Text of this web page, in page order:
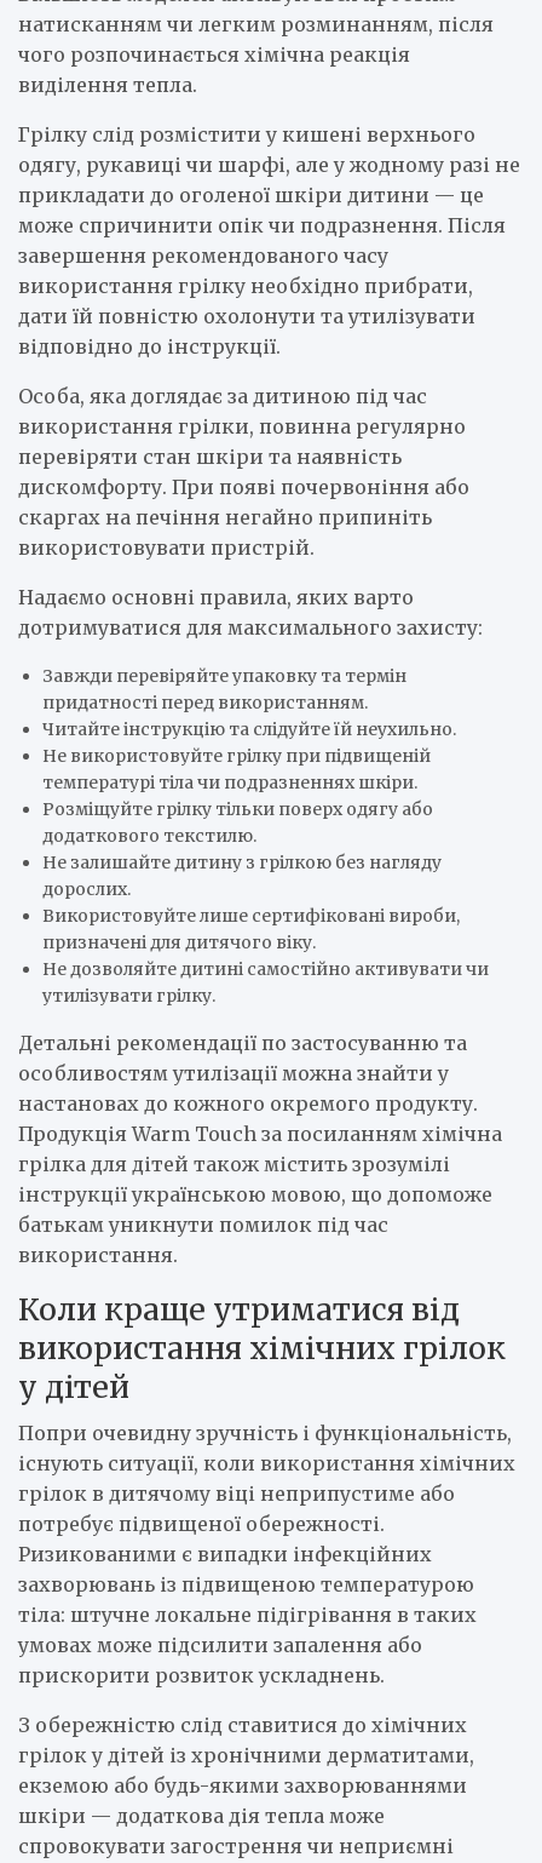
натисканням чи легким розминанням, після
чого розпочинається хімічна реакція
виділення тепла.
Грілку слід розмістити у кишені верхнього
одягу, рукавиці чи шарфі, але у жодному разі не
прикладати до оголеної шкіри дитини — це
може спричинити опік чи подразнення. Після
завершення рекомендованого часу
використання грілку необхідно прибрати,
дати їй повністю охолонути та утилізувати
відповідно до інструкції.
Особа, яка доглядає за дитиною під час
використання грілки, повинна регулярно
перевіряти стан шкіри та наявність
дискомфорту. При появі почервоніння або
скаргах на печіння негайно припиніть
використовувати пристрій.
Надаємо основні правила, яких варто
дотримуватися для максимального захисту:
Завжди перевіряйте упаковку та термін
придатності перед використанням.
Читайте інструкцію та слідуйте їй неухильно.
Не використовуйте грілку при підвищеній
температурі тіла чи подразненнях шкіри.
Розміщуйте грілку тільки поверх одягу або
додаткового текстилю.
Не залишайте дитину з грілкою без нагляду
дорослих.
Використовуйте лише сертифіковані вироби,
призначені для дитячого віку.
Не дозволяйте дитині самостійно активувати чи
утилізувати грілку.
Детальні рекомендації по застосуванню та
особливостям утилізації можна знайти у
настановах до кожного окремого продукту.
Продукція Warm Touch за посиланням хімічна
грілка для дітей також містить зрозумілі
інструкції українською мовою, що допоможе
батькам уникнути помилок під час
використання.
Коли краще утриматися від
використання хімічних грілок
у дітей
Попри очевидну зручність і функціональність,
існують ситуації, коли використання хімічних
грілок в дитячому віці неприпустиме або
потребує підвищеної обережності.
Ризикованими є випадки інфекційних
захворювань із підвищеною температурою
тіла: штучне локальне підігрівання в таких
умовах може підсилити запалення або
прискорити розвиток ускладнень.
З обережністю слід ставитися до хімічних
грілок у дітей із хронічними дерматитами,
екземою або будь-якими захворюваннями
шкіри — додаткова дія тепла може
спровокувати загострення чи неприємні